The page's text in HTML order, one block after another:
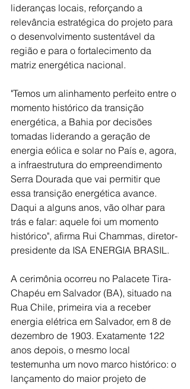
lideranças locais, reforçando a
relevância estratégica do projeto para
o desenvolvimento sustentável da
região e para o fortalecimento da
matriz energética nacional.
"Temos um alinhamento perfeito entre o
momento histórico da transição
energética, a Bahia por decisões
tomadas liderando a geração de
energia eólica e solar no País e, agora,
a infraestrutura do empreendimento
Serra Dourada que vai permitir que
essa transição energética avance.
Daqui a alguns anos, vão olhar para
trás e falar: aquele foi um momento
histórico", afirma Rui Chammas, diretor-
presidente da ISA ENERGIA BRASIL.
A cerimônia ocorreu no Palacete Tira-
Chapéu em Salvador (BA), situado na
Rua Chile, primeira via a receber
energia elétrica em Salvador, em 8 de
dezembro de 1903. Exatamente 122
anos depois, o mesmo local
testemunha um novo marco histórico: o
lançamento do maior projeto de